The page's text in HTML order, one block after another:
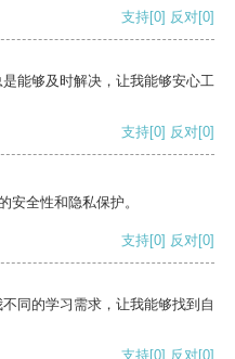
支持[0] 反对[0]
能够及时解决，让我能够安心工
支持[0] 反对[0]
安全性和隐私保护。
支持[0] 反对[0]
同的学习需求，让我能够找到自
支持[0] 反对[0]